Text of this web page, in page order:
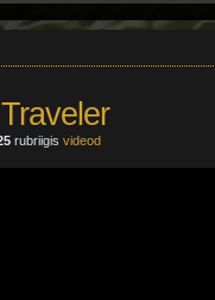
rubriigis videod